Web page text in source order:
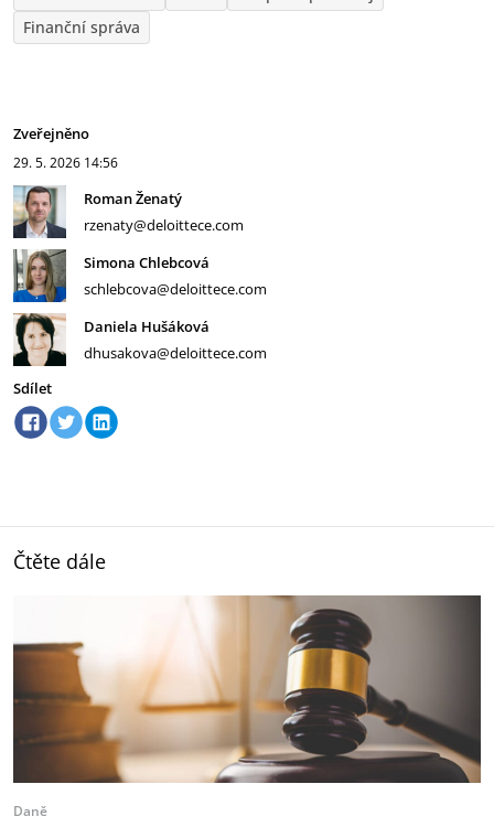
Finanční správa
Zveřejněno
29. 5. 2026 14:56
Roman Ženatý
rzenaty@deloittece.com
Simona Chlebcová
schlebcova@deloittece.com
Daniela Hušáková
dhusakova@deloittece.com
Sdílet
Čtěte dále
Daně